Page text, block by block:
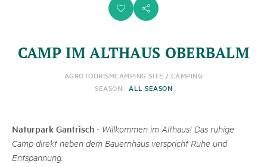
i s
CAMP IM ALTHAUS OBERBALM
AGROTOURISMCAMPING SITE / CAMPING
SEASON: ALL SEASON
Naturpark Gantrisch - Willkommen im Althaus! Das ruhige
Camp direkt neben dem Bauernhaus verspricht Ruhe und
Entspannung.